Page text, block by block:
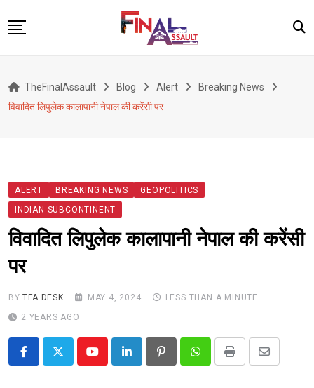
to
War
Alert
Classified
About Us
TheFinalAssault Blog Alert
Breaking News
विवादित लिपुलेक कालापानी नेपाल की करेंसी पर
ALERT BREAKING NEWS
GEOPOLITICS
INDIAN-SUBCONTINENT
विवादित लिपुलेक कालापानी नेपाल की करेंसी
पर
BYTFA DESK MAY 4, 2024
LESS THAN A MINUTE
2 YEARS AGO
YoutubeLinkedIn PinterestWhatsappPrint
Share